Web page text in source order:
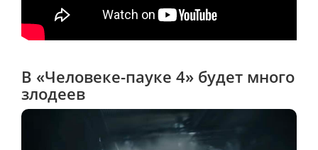
В «Человеке-пауке 4» будет много
злодеев